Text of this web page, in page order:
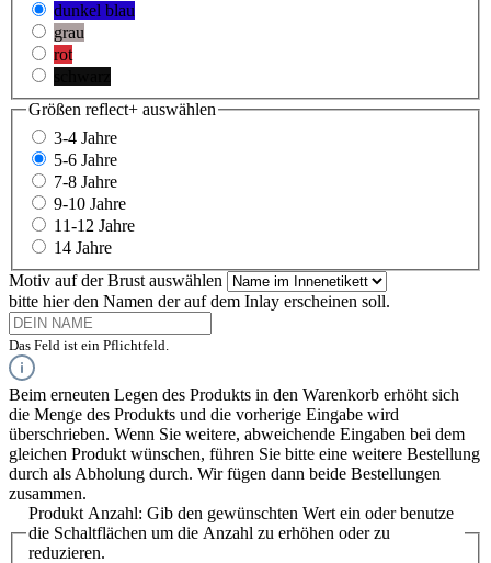
dunkel blau
grau
rot
Größen reflect+ auswählen
3-4 Jahre
5-6 Jahre
7-8 Jahre
9-10 Jahre
11-12 Jahre
14 Jahre
Motiv auf der Brust auswählen
bitte hier den Namen der auf dem Inlay erscheinen soll.
Das Feld ist ein Pflichtfeld.
Beim erneuten Legen des Produkts in den Warenkorb erhöht sich
die Menge des Produkts und die vorherige Eingabe wird
überschrieben. Wenn Sie weitere, abweichende Eingaben bei dem
gleichen Produkt wünschen, führen Sie bitte eine weitere Bestellung
durch als Abholung durch. Wir fügen dann beide Bestellungen
zusammen.
Produkt Anzahl: Gib den gewünschten Wert ein oder benutze
die Schaltflächen um die Anzahl zu erhöhen oder zu
reduzieren.